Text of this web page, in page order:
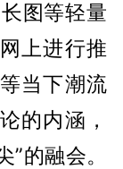
图等轻量
上进行推
当下潮流
的内涵，
”的融会。